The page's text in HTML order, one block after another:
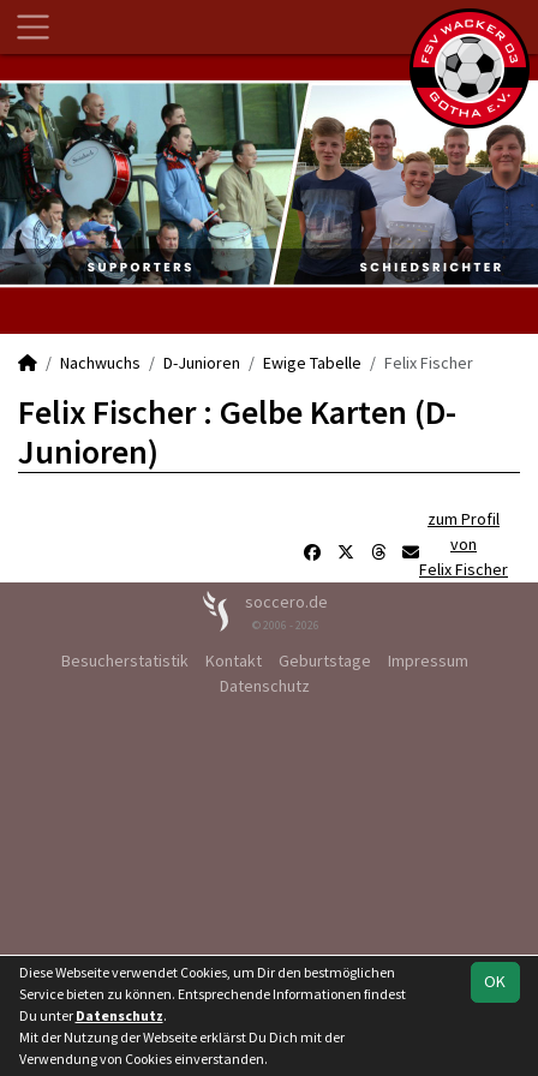
Nachwuchs D-Junioren Ewige Tabelle Felix Fischer
Felix Fischer : Gelbe Karten (D-
Junioren)
zum Profil
von
Felix Fischer
soccero.de
© 2006 - 2026
Besucherstatistik Kontakt Geburtstage
Impressum
Datenschutz
OK
Diese Webseite verwendet Cookies, um Dir den bestmöglichen
Service bieten zu können. Entsprechende Informationen findest
Du unter Datenschutz.
Mit der Nutzung der Webseite erklärst Du Dich mit der
Verwendung von Cookies einverstanden.